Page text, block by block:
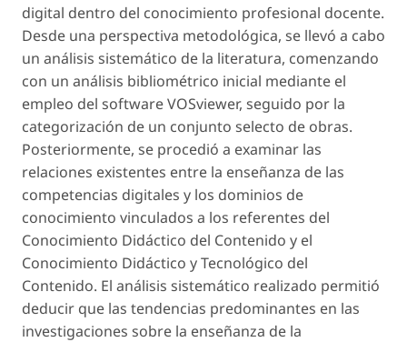
digital dentro del conocimiento profesional docente.
Desde una perspectiva metodológica, se llevó a cabo
un análisis sistemático de la literatura, comenzando
con un análisis bibliométrico inicial mediante el
empleo del softwareVOSviewer, seguido por la
categorización de un conjunto selecto de obras.
Posteriormente, se procedió a examinar las
relaciones existentes entre la enseñanza de las
competencias digitales y los dominios de
conocimiento vinculados a los referentes del
Conocimiento Didáctico del Contenido y el
Conocimiento Didáctico y Tecnológico del
Contenido. El análisis sistemático realizado permitió
deducir que las tendencias predominantes en las
investigaciones sobre la enseñanza de la